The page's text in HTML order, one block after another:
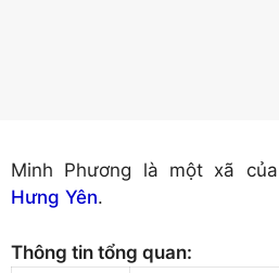
Minh Phương là một xã của
Hưng Yên.
Thông tin tổng quan: